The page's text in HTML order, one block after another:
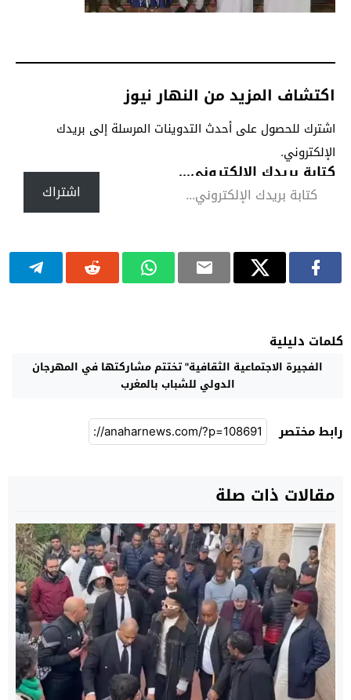
اكتشاف المزيد من النهار نيوز
اشترك للحصول على أحدث التدوينات المرسلة إلى بريدك
الإلكتروني.
كتابة بريدك الإلكتروني...
اشتراك
كلمات دليلية
الفجيرة الاجتماعية الثقافية" تختتم مشاركتها في المهرجان
الدولي للشباب بالمغرب
رابط مختصر
مقالات ذات صلة